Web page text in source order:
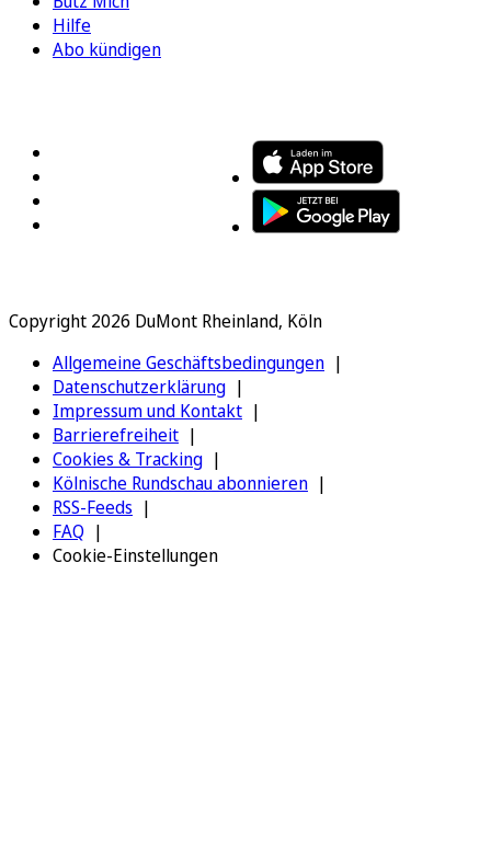
Hilfe
Abo kündigen
Copyright 2026 DuMont Rheinland, Köln
Allgemeine Geschäftsbedingungen
Datenschutzerklärung
Impressum und Kontakt
Barrierefreiheit
Cookies & Tracking
Kölnische Rundschau abonnieren
RSS-Feeds
FAQ
Cookie-Einstellungen